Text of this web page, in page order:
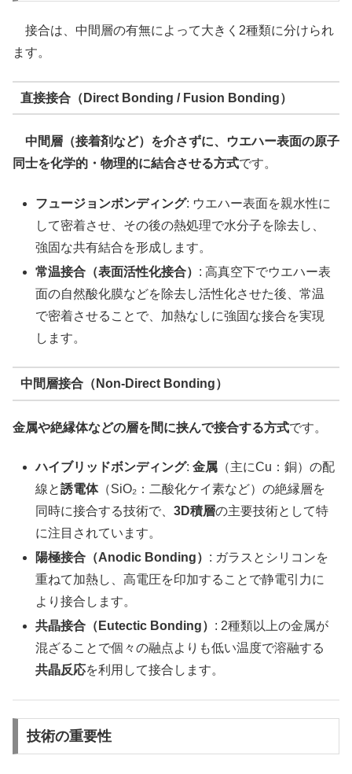
接合は、中間層の有無によって大きく2種類に分けられ
ます。
直接接合（Direct Bonding / Fusion Bonding）
中間層（接着剤など）を介さずに、ウエハー表面の原子
同士を化学的・物理的に結合させる方式です。
フュージョンボンディング: ウエハー表面を親水性に
して密着させ、その後の熱処理で水分子を除去し、
強固な共有結合を形成します。
常温接合（表面活性化接合） : 高真空下でウエハー表
面の自然酸化膜などを除去し活性化させた後、常温
で密着させることで、加熱なしに強固な接合を実現
します。
中間層接合（Non-Direct Bonding）
金属や絶縁体などの層を間に挟んで接合する方式です。
ハイブリッドボンディング:金属 （主にCu：銅）の配
線と誘電体（SiO₂：二酸化ケイ素など）の絶縁層を
同時に接合する技術で、3D積層の主要技術として特
に注目されています。
陽極接合（Anodic Bonding） : ガラスとシリコンを
重ねて加熱し、高電圧を印加することで静電引力に
より接合します。
共晶接合（Eutectic Bonding） : 2種類以上の金属が
混ざることで個々の融点よりも低い温度で溶融する
共晶反応を利用して接合します。
技術の重要性